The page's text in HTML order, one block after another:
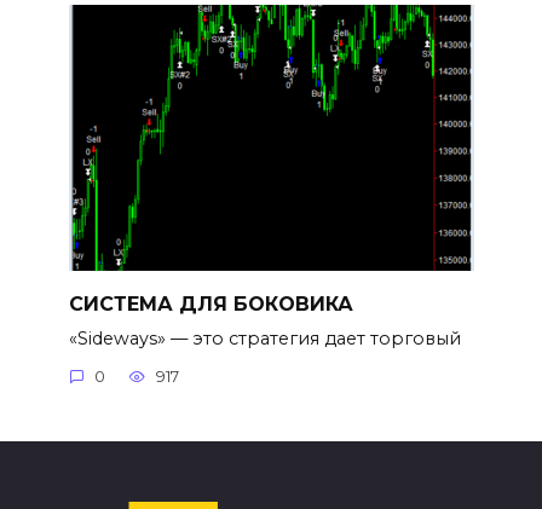
СИСТЕМА ДЛЯ БОКОВИКА
«Sideways» — это стратегия дает торговый
0 917